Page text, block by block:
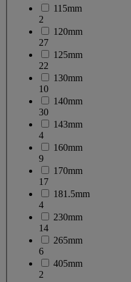
115mm
2
120mm
27
125mm
22
130mm
10
140mm
30
143mm
4
160mm
9
170mm
17
181.5mm
4
230mm
14
265mm
6
405mm
2